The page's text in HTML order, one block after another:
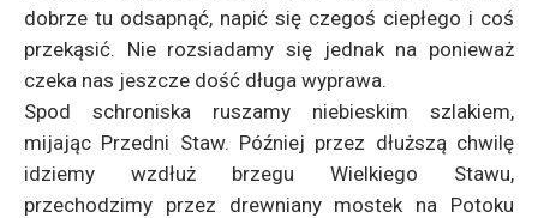
dobrze tu odsapnąć, napić się czegoś ciepłego i coś
przekąsić. Nie rozsiadamy się jednak na ponieważ
czeka nas jeszcze dość długa wyprawa.
Spod schroniska ruszamy niebieskim szlakiem,
mijając Przedni Staw. Później przez dłuższą chwilę
idziemy wzdłuż brzegu Wielkiego Stawu,
przechodzimy przez drewniany mostek na Potoku